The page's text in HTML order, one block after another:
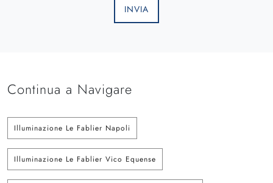
INVIA
Continua a Navigare
Illuminazione Le Fablier Napoli
Illuminazione Le Fablier Vico Equense